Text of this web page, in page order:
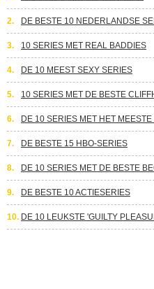
2. DE BESTE 10 NEDERLANDSE
3. 10 SERIES MET REAL BADDIES
4. DE 10 MEEST SEXY SERIES
5. 10 SERIES MET DE BESTE
6. DE 10 SERIES MET HET
7. DE BESTE 15 HBO-SERIES
8. DE 10 SERIES MET DE BESTE
9. DE BESTE 10 ACTIESERIES
10. DE 10 LEUKSTE 'GUILTY